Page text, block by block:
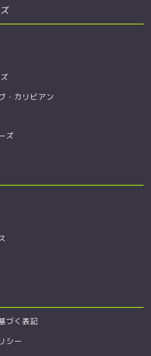
・カリビアン
ズ
づく表記
シー